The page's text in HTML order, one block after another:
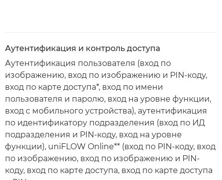
Аутентификация и контроль доступа
Аутентификация пользователя (вход по
изображению, вход по изображению и PIN-коду,
вход по карте доступа*, вход по имени
пользователя и паролю, вход на уровне функции,
вход с мобильного устройства), аутентификация
по идентификатору подразделения (вход по ИД
подразделения и PIN-коду, вход на уровне
функции), uniFLOW Online** (вход по PIN-коду, вход
по изображению, вход по изображению и PIN-
коду, вход по карте доступа, вход по карте доступа